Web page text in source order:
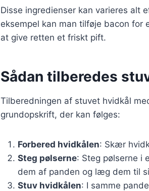
Disse ingredienser kan varieres alt
eksempel kan man tilføje bacon for
at give retten et friskt pift.
Sådan tilberedes
Tilberedningen af stuvet hvidkål
grundopskrift, der kan følges:
Forbered hvidkålen: Skær
Steg pølserne: Steg pølserne i
dem af panden og læg dem til
Stuv hvidkålen: I samme